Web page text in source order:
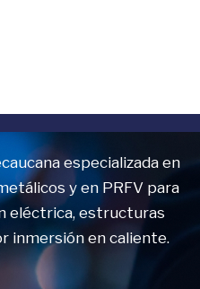
especializada en
y en PRFV para
eléctrica, estructuras
inmersión en caliente.